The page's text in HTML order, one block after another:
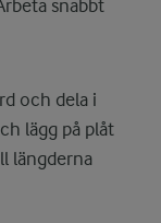
snabbt
och dela i
lägg på plåt
längderna